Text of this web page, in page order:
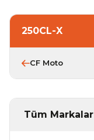
250CL-X
CF Moto
Tüm Markalar